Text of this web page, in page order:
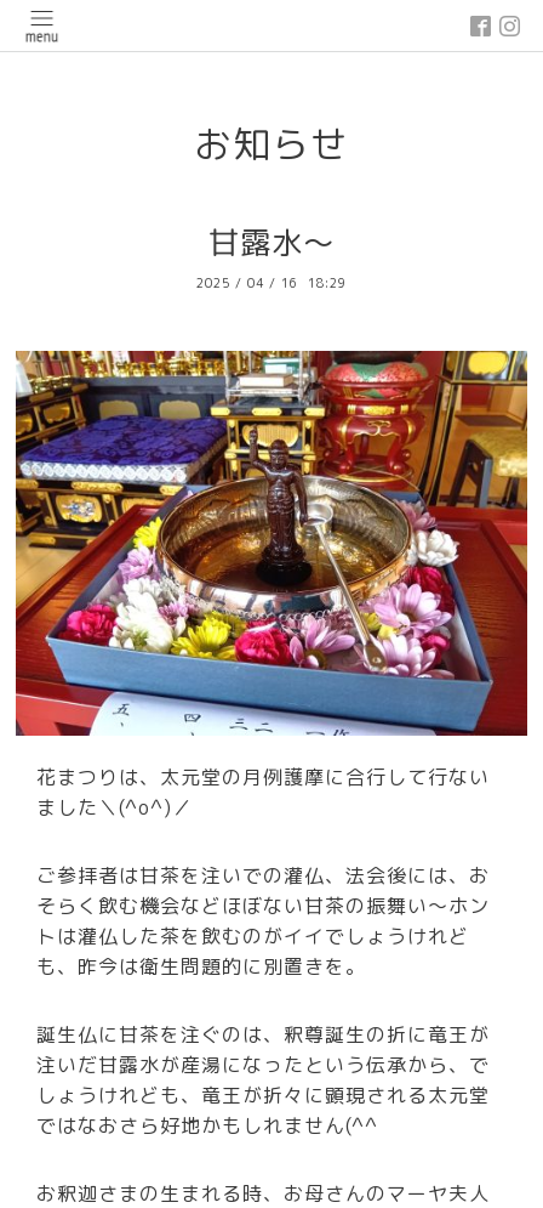
google-site-verification: google03647e12badb45de.html
お知らせ
甘露水～
2025 / 04 / 16 18:29
花まつりは、太元堂の月例護摩に合行して行ない
ました＼(^o^)／
ご参拝者は甘茶を注いでの灌仏、法会後には、お
そらく飲む機会などほぼない甘茶の振舞い～ホン
トは灌仏した茶を飲むのがイイでしょうけれど
も、昨今は衛生問題的に別置きを。
誕生仏に甘茶を注ぐのは、釈尊誕生の折に竜王が
注いだ甘露水が産湯になったという伝承から、で
しょうけれども、竜王が折々に顕現される太元堂
ではなおさら好地かもしれません(^^
お釈迦さまの生まれる時、お母さんのマーヤ夫人